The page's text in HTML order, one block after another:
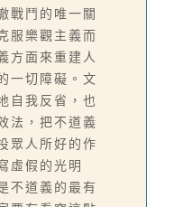
戰鬥的唯一關
服樂觀主義而
方面來重建人
一切障礙。文
自我反省，也
法，把不道義
眾人所好的作
虛假的光明
不道義的最有